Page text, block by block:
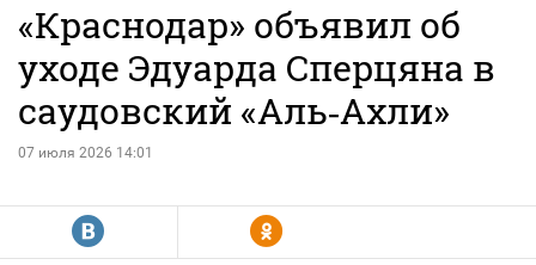
«Краснодар» объявил об
уходе Эдуарда Сперцяна в
саудовский «Аль‑Ахли»
07 июля 2026 14:01
R Y